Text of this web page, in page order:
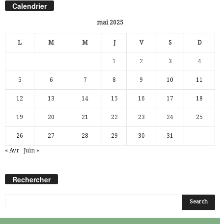
Calendrier
mai 2025
L M M J V S D
1 2 3 4
5 6 7 8 9 10 11
12 13 14 15 16 17 18
19 20 21 22 23 24 25
26 27 28 29 30 31
« Avr Juin »
Rechercher